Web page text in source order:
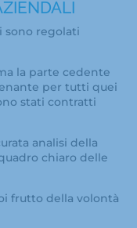
sono regolati
la parte cedente
per tutti quei
stati contratti
analisi della
chiaro delle
frutto della volontà